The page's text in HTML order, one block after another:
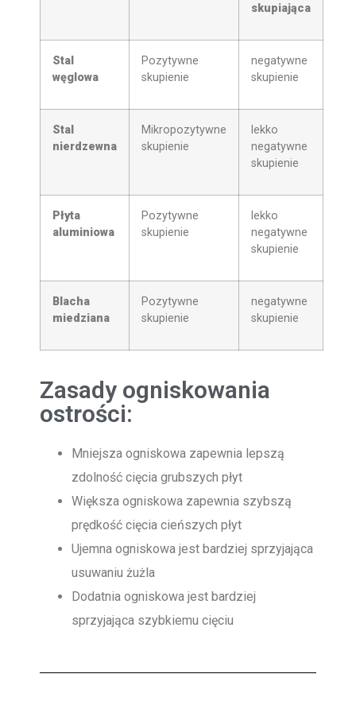
skupiająca
Stal
węglowa
Pozytywne
skupienie
negatywne
skupienie
Stal
nierdzewna
Mikropozytywne
skupienie
lekko
negatywne
skupienie
Płyta
aluminiowa
Pozytywne
skupienie
lekko
negatywne
skupienie
Blacha
miedziana
Pozytywne
skupienie
negatywne
skupienie
Zasady ogniskowania
ostrości:
Mniejsza ogniskowa zapewnia lepszą
zdolność cięcia grubszych płyt
Większa ogniskowa zapewnia szybszą
prędkość cięcia cieńszych płyt
Ujemna ogniskowa jest bardziej sprzyjająca
usuwaniu żużla
Dodatnia ogniskowa jest bardziej
sprzyjająca szybkiemu cięciu